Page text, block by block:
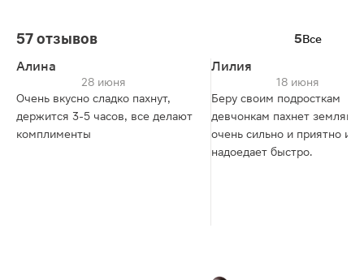
57 отзывов 5Все
Алина
28 июня
Очень вкусно сладко пахнут,
держится 3-5 часов, все делают
комплименты
Лилия
18 июня
Беру своим подросткам
девчонкам пахнет
очень сильно и приятно и
надоедает быстро.